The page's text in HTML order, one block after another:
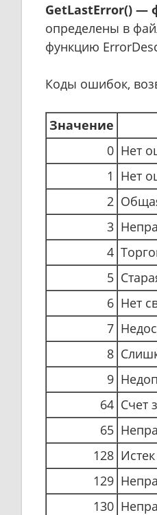
GetLastError() —
определены в
функцию
Коды ошибок,
Значение
0 Нет
1 Нет
2
3
4
5
6 Нет
7
8
9
64 Счет
65
128
129
130